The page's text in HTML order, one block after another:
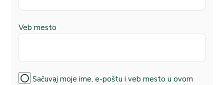
Veb mesto
Sačuvaj moje ime, e-poštu i veb mesto u ovom